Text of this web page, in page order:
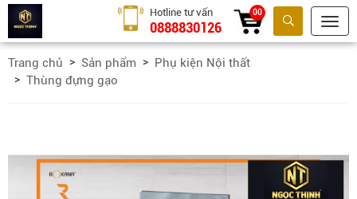
Tìm kiếm
Hotline tư vấn
0888830126
00
Trang chủ Sản phẩm
Phụ kiện Nội thất
Thùng đựng gạo